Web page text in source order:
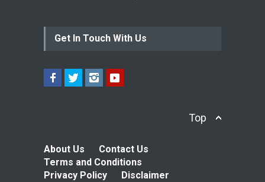
Get In Touch With Us
Top
About Us
Contact Us
Terms and Conditions
Privacy Policy
Disclaimer